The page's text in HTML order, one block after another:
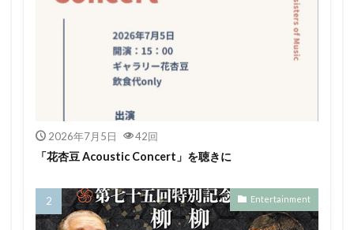
2026年7月5日 42回
「花杏豆 Acoustic Concert」を聴きに
Entertainment